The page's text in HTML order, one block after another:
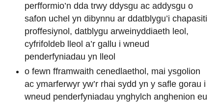
perfformio’n dda trwy ddysgu ac addysgu o
safon uchel yn dibynnu ar ddatblygu’i chapasiti
proffesiynol, datblygu arweinyddiaeth leol,
cyfrifoldeb lleol a’r gallu i wneud
penderfyniadau yn lleol
o fewn fframwaith cenedlaethol, mai ysgolion
ac ymarferwyr yw’r rhai sydd yn y safle gorau i
wneud penderfyniadau ynghylch anghenion eu